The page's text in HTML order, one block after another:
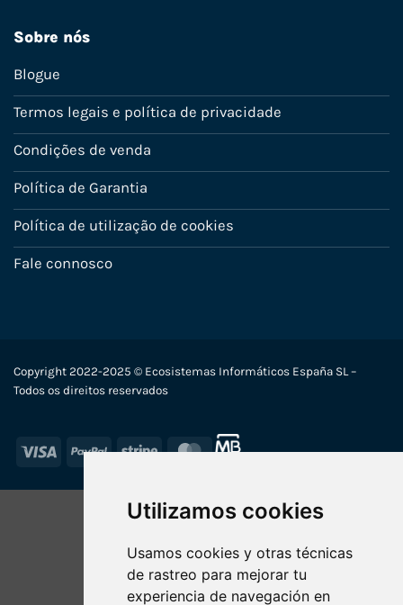
Utilizamos cookies
Usamos cookies y otras técnicas
de rastreo para mejorar tu
experiencia de navegación en
Sobre nós
Blogue
Termos legais e política de privacidade
Condições de venda
Política de Garantia
Política de utilização de cookies
Fale connosco
Copyright 2022-2025 © Ecosistemas Informáticos España SL –
Todos os direitos reservados
Visa PayPal Stripe MasterCard